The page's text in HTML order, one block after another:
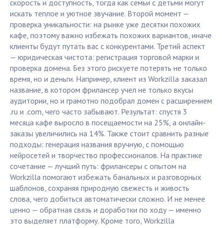
скорость и доступность, тогда как семьи с детьми могут
искать теплое и уютное звучание. Второй момент —
проверка уникальности: на рынке уже десятки похожих
кафе, поэтому важно избежать похожих вариантов, иначе
клиенты будут путать вас с конкурентами. Третий аспект
— юридическая чистота: регистрация торговой марки и
проверка домена. Без этого рискуете потерять не только
время, но и деньги. Например, клиент из Workzilla заказал
название, в котором фрилансер учел не только вкусы
аудитории, но и грамотно подобрал домен с расширением
.ru и .com, чего часто забывают. Результат: спустя 3
месяца кафе выросло в посещаемости на 25%, а онлайн-
заказы увеличились на 14%. Также стоит сравнить разные
подходы: генерация названия вручную, с помощью
нейросетей и творчество профессионалов. На практике
сочетание — лучший путь: фрилансеры с опытом на
Workzilla помогают избежать банальных и разговорных
шаблонов, сохраняя природную свежесть и живость
слова, чего добиться автоматически сложно. И не менее
ценно — обратная связь и доработки по ходу — именно
это выделяет платформу. Кроме того, Workzilla